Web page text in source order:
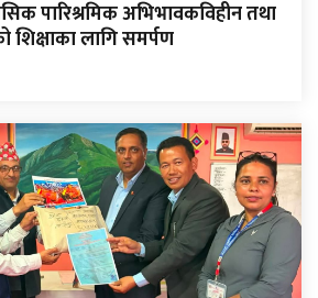
पारिश्रमिक अभिभावकविहीन तथा
शिक्षाका लागि समर्पण